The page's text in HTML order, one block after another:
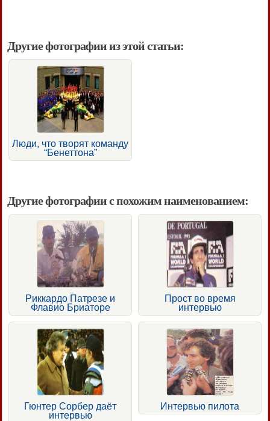
Другие фотографии из этой статьи:
Люди, что творят команду
“Бенеттона”
Другие фотографии с похожим наименованием:
Риккардо Патрезе и
Флавио Бриаторе
Прост во время
интервью
Гюнтер Сорбер даёт
интервью
Интервью пилота